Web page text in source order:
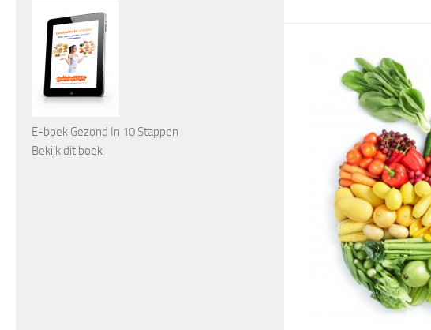
E-boek Gezond In 10 Stappen
Bekijk dit boek